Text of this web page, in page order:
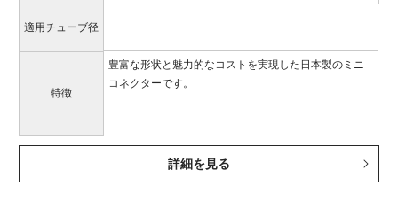
適用チューブ径
特徴
豊富な形状と魅力的なコストを実現した日本製のミニ
コネクターです。
詳細を見る